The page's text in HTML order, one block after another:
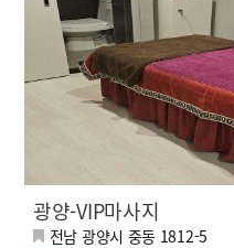
광양-VIP마사지
전남 광양시 중동 1812-5